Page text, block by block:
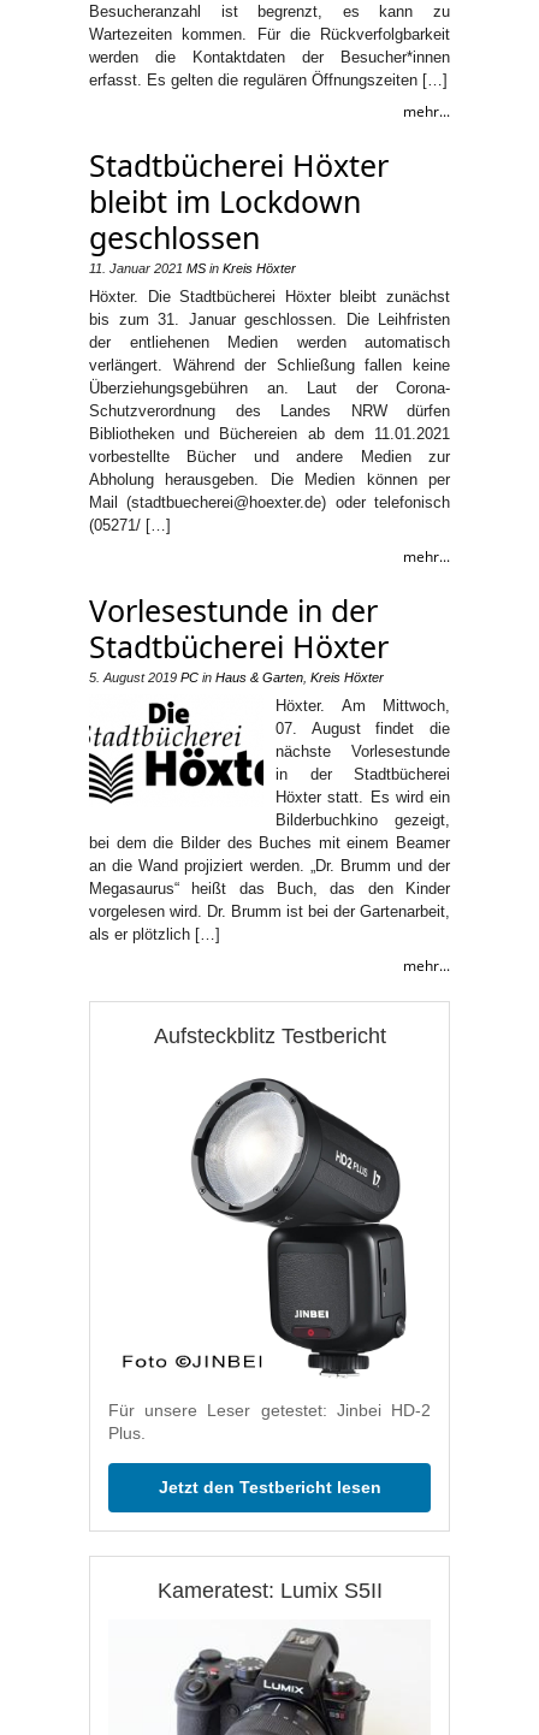
Besucheranzahl ist begrenzt, es kann zu
Wartezeiten kommen. Für die Rückverfolgbarkeit
werden die Kontaktdaten der Besucher*innen
erfasst. Es gelten die regulären Öffnungszeiten […]
mehr...
Stadtbücherei Höxter
bleibt im Lockdown
geschlossen
11. Januar 2021 MS in Kreis Höxter
Höxter. Die Stadtbücherei Höxter bleibt zunächst
bis zum 31. Januar geschlossen. Die Leihfristen
der entliehenen Medien werden automatisch
verlängert. Während der Schließung fallen keine
Überziehungsgebühren an. Laut der Corona-
Schutzverordnung des Landes NRW dürfen
Bibliotheken und Büchereien ab dem 11.01.2021
vorbestellte Bücher und andere Medien zur
Abholung herausgeben. Die Medien können per
Mail (stadtbuecherei@hoexter.de) oder telefonisch
(05271/ […]
mehr...
Vorlesestunde in der
Stadtbücherei Höxter
5. August 2019 PC in Haus & Garten Kreis Höxter
Höxter. Am Mittwoch,
07. August findet die
nächste Vorlesestunde
in der Stadtbücherei
Höxter statt. Es wird ein
Bilderbuchkino gezeigt,
bei dem die Bilder des Buches mit einem Beamer
an die Wand projiziert werden. „Dr. Brumm und der
Megasaurus“ heißt das Buch, das den Kinder
vorgelesen wird. Dr. Brumm ist bei der Gartenarbeit,
als er plötzlich […]
mehr...
Aufsteckblitz Testbericht
Für unsere Leser getestet: Jinbei HD-2
Plus.
Jetzt den Testbericht lesen
Kameratest: Lumix S5II